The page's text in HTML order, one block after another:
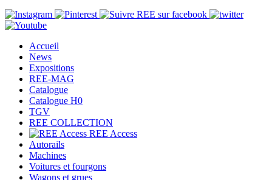
Accueil
News
Expositions
REE-MAG
Catalogue
Catalogue H0
TGV
REE COLLECTION
REE Access
Autorails
Machines
Voitures et fourgons
Wagons et grues